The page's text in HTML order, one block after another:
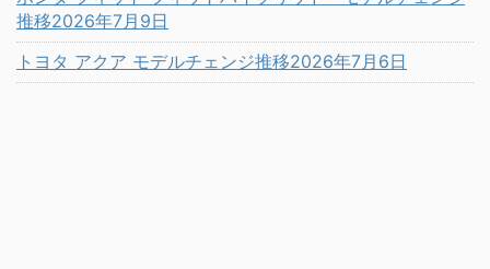
推移2026年7月9日
トヨタ アクア モデルチェンジ推移2026年7月6日